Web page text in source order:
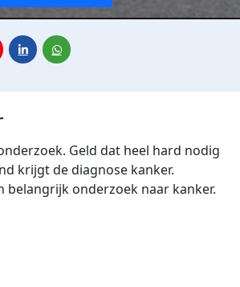
Geld dat heel hard nodig
krijgt de diagnose kanker.
belangrijk onderzoek naar kanker.